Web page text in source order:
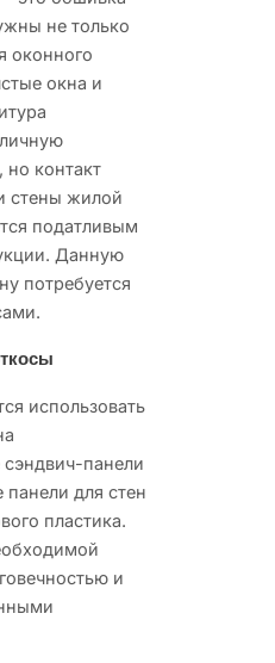
не только
оконного
окна и
но контакт
стены жилой
податливым
Данную
потребуется
использовать
панели
для стен
пластика.
и